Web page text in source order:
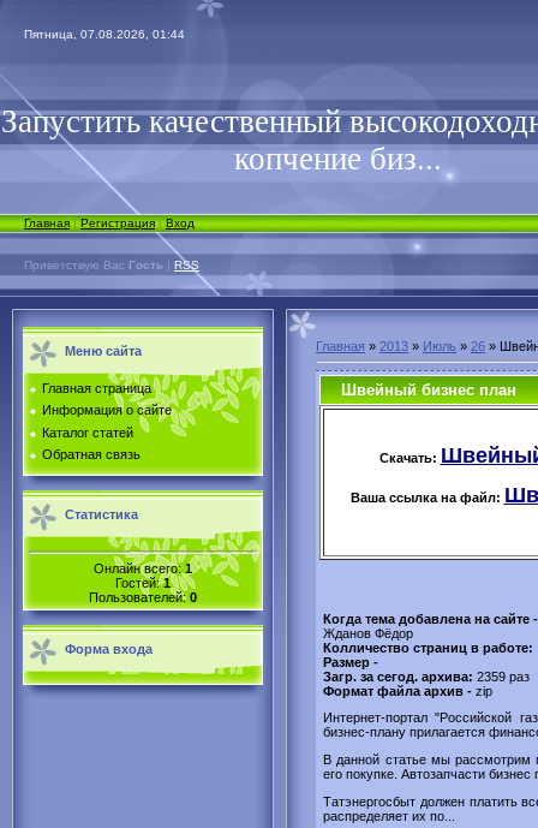
Пятница, 07.08.2026, 01:44
Запустить качественный
копчение биз...
Главная|Регистрация|Вход
Приветствую Вас Гость | RSS
Меню сайта
Главная страница
Информация о сайте
Каталог статей
Обратная связь
Статистика
Онлайн всего: 1
Гостей:1
Пользователей:0
Форма входа
Главная » 2013 » Июль » 26 »
Швейный бизнес план
Скачать:
Ваша ссылка на файл:
Когда тема добавлена на сайте
Жданов Фёдор
Колличество страниц в работе:
Размер -
Загр. за сегод. архива: 2359 раз
Формат файла архив - zip
Интернет-портал "Российской
бизнес-плану прилагается
В данной статье мы рассмотрим
его покупке. Автозапчасти бизнес
Татэнергосбыт должен платить
распределяет их по...